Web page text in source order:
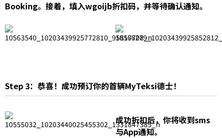
Booking。接着，填入wgoijb折扣码，并等待确认通知。
Step 3：恭喜！成功预订你的首辆MyTeksi德士！
成功折扣后，你将收到sms
与App通知。